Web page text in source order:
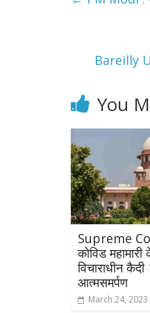
Bareilly
You
Supreme
कोविड महामारी
विचाराधीन
आत्मसमर्पण
March 24, 2023